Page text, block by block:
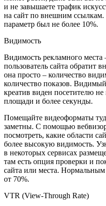
и не завышаете трафик
на сайт по внешним ссылкам.
параметр был не более 10%.
Видимость
Видимость рекламного места
пользователь сайта обратит
она просто – количество
количество показов.
креатив виден посетителю
площади и более секунды.
Помещайте видеоформаты
заметны. С помощью
посмотреть, какие области
более высокую видимость.
в некоторых сервисах
там есть опция проверки и
сайта или места. Нормальным
от 70%.
VTR (View-Through Rate)